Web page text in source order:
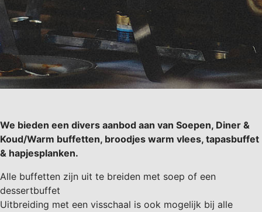
We bieden een divers aanbod aan van Soepen, Diner &
Koud/Warm buffetten, broodjes warm vlees, tapasbuffet
& hapjesplanken.
Alle buffetten zijn uit te breiden met soep of een
dessertbuffet
Uitbreiding met een visschaal is ook mogelijk bij alle